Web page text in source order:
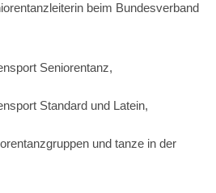
beim Bundesverband
Seniorentanz,
Standard und Latein,
und tanze in der